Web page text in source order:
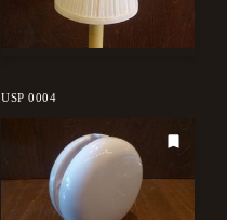
USP 0004